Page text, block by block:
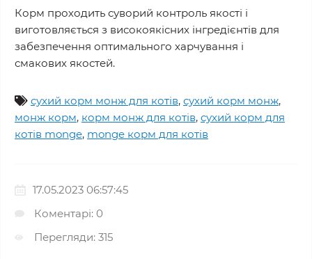
Корм проходить суворий контроль якості і
виготовляється з високоякісних інгредієнтів для
забезпечення оптимального харчування і
смакових якостей.
сухий корм монж для котів, сухий корм монж,
монж корм, корм монж для котів, сухий корм для
котів monge, monge корм для котів
17.05.2023 06:57:45
Коментарі: 0
Перегляди: 315